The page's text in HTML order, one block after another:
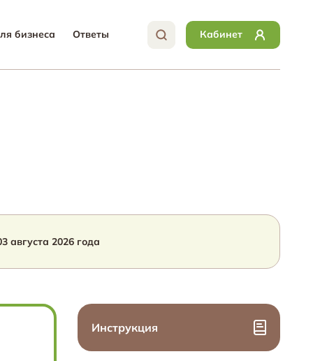
бизнеса Ответы Кабинет
августа 2026года
Инструкция